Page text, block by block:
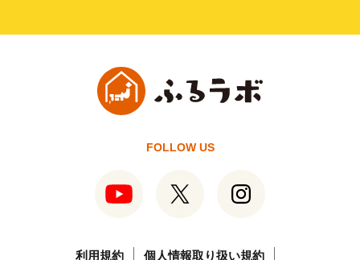
FOLLOW US
利用規約 個人情報取り扱い規約